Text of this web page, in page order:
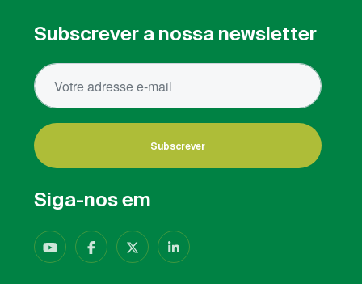
Subscrever a nossa newsletter
Subscrever
Siga-nos em